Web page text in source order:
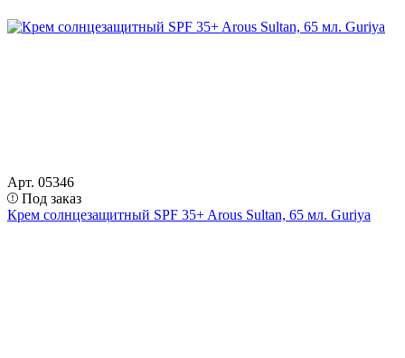
Арт. 05346
Под заказ
Крем солнцезащитный SPF 35+ Arous Sultan, 65 мл. Guriya